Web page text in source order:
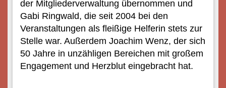
der Mitgliederverwaltung übernommen und
Gabi Ringwald, die seit 2004 bei den
Veranstaltungen als fleißige Helferin stets zur
Stelle war. Außerdem Joachim Wenz, der sich
50 Jahre in unzähligen Bereichen mit großem
Engagement und Herzblut eingebracht hat.